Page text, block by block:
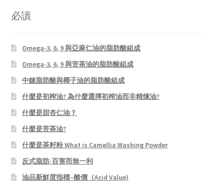
必讀
Omega-3, 6, 9 與亞麻仁油的脂肪酸組成
Omega-3, 6, 9 與苦茶油的脂肪酸組成
中鏈脂肪酸與椰子油的脂肪酸組成
什麼是初榨油? 為什麼選擇初榨油而非精煉油?
什麼是甜杏仁油？
什麼是苦茶油?
什麼是茶籽粉 What is Camellia Washing Powder
反式脂肪-百害而無一利
油品新鮮度指標–酸價（Acid Value)